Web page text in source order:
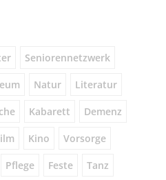
Seniorennetzwerk
Natur Literatur
Kabarett Demenz
Kino Vorsorge
Pflege Feste Tanz